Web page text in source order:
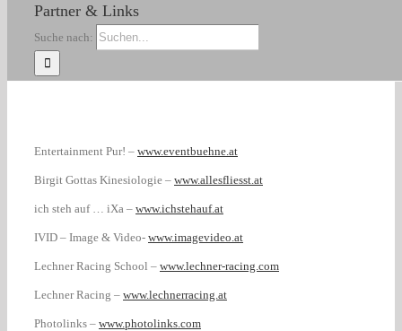
Partner & Links
Suche nach:
Entertainment Pur! – www.eventbuehne.at
Birgit Gottas Kinesiologie – www.allesfliesst.at
ich steh auf … iXa – www.ichstehauf.at
IVID – Image & Video- www.imagevideo.at
Lechner Racing School – www.lechner-racing.com
Lechner Racing – www.lechnerracing.at
Photolinks – www.photolinks.com